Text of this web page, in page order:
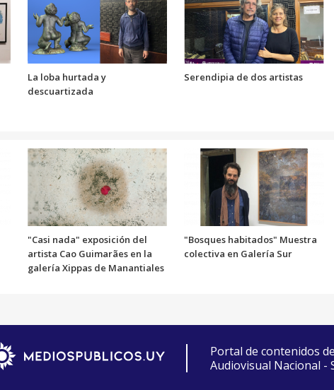
La loba hurtada y
descuartizada
Serendipia de dos artistas
"Casi nada" exposición del
artista Cao Guimarães en la
galería Xippas de Manantiales
"Bosques habitados" Muestra
colectiva en Galería Sur
Portal de contenidos
Audiovisual Nacional -